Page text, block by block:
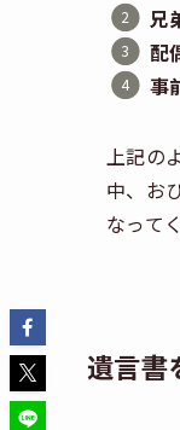
兄
配
事
上記の
中、お
なって
遺言書